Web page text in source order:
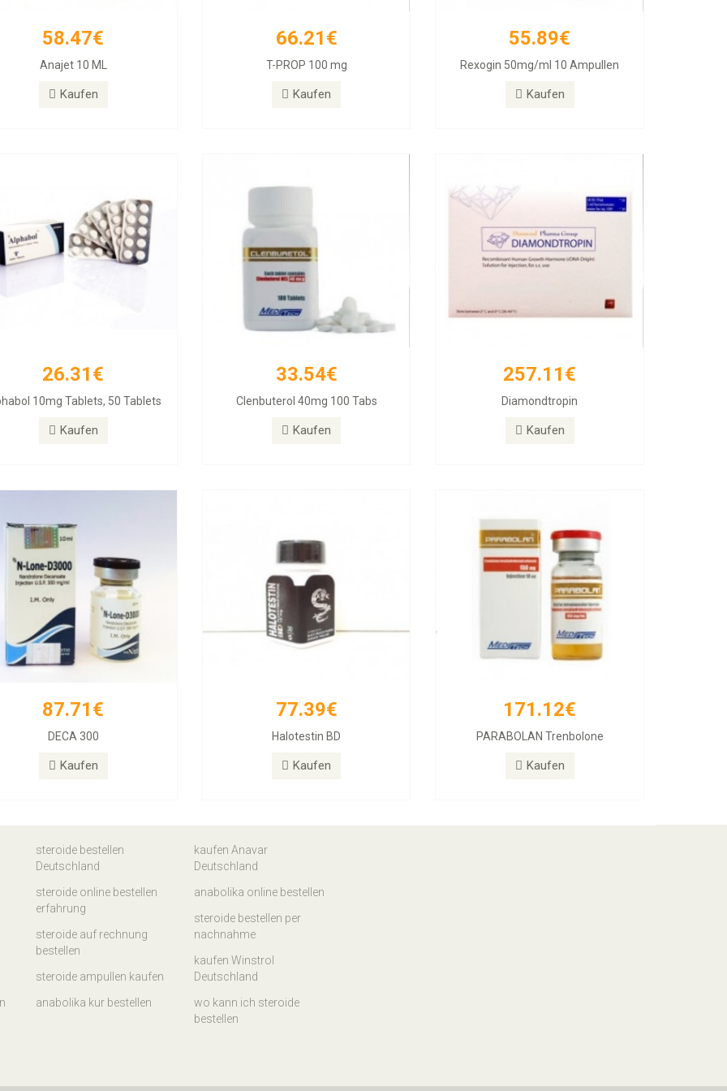
58.47€
Anajet 10 ML
Kaufen
66.21€
T-PROP 100 mg
Kaufen
55.89€
Rexogin 50mg/ml 10 Ampullen
Kaufen
26.31€
10mg Tablets, 50 Tablets
Kaufen
26.31€
10mg Tablets, 50 Tablets
33.54€
Clenbuterol 40mg 100 Tabs
Kaufen
33.54€
Clenbuterol 40mg 100 Tabs
257.11€
Diamondtropin
Kaufen
257.11€
Diamondtropin
87.71€
DECA 300
Kaufen
87.71€
DECA 300
77.39€
Halotestin BD
Kaufen
77.39€
Halotestin BD
171.12€
PARABOLAN Trenbolone
Kaufen
171.12€
PARABOLAN Trenbolone
steroide bestellen
Deutschland
steroide online bestellen
erfahrung
steroide auf rechnung
bestellen
steroide ampullen kaufen
anabolika kur bestellen
kaufen Anavar
Deutschland
anabolika online bestellen
steroide bestellen per
nachnahme
kaufen Winstrol
Deutschland
wo kann ich steroide
bestellen